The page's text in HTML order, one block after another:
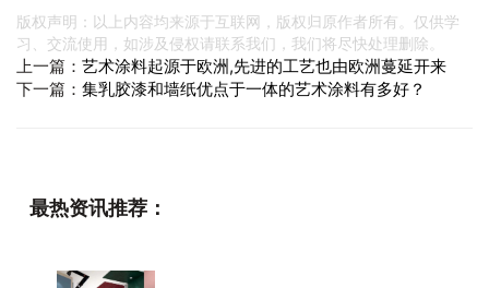
版权声明：以上内容均来源于互联网，版权归原作者所有。仅供学
习、交流使用，如涉及侵权请联系我们，我们将尽快处理删除。
上一篇： 艺术涂料起源于欧洲,先进的工艺也由欧洲蔓延开来
下一篇： 集乳胶漆和墙纸优点于一体的艺术涂料有多好？
最热资讯推荐：